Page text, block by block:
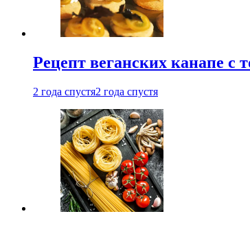
Рецепт веганских канапе с
2 года спустя2 года спустя